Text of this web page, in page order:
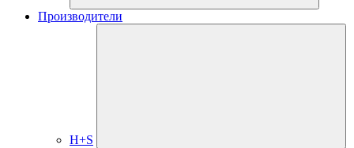
Производители
H+S